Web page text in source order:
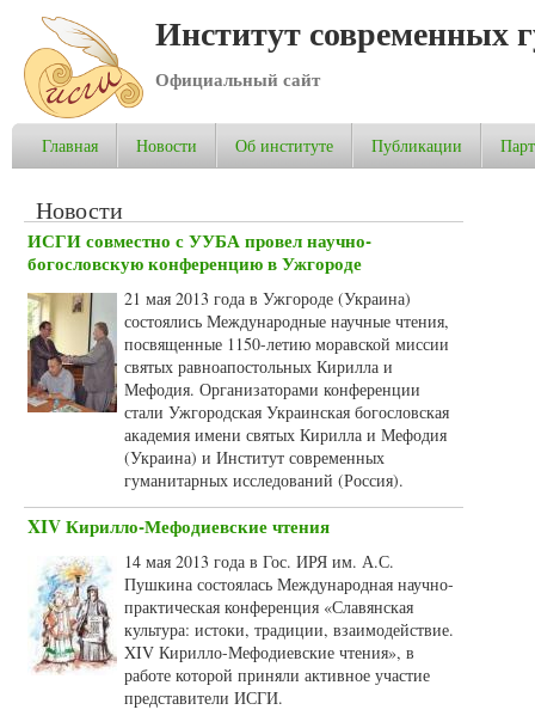
Институт современных
Официальный сайт
Главная Новости Об институте Публикации
Новости
ИСГИ совместно с УУБА провел научно-
богословскую конференцию в Ужгороде
21 мая 2013 года в Ужгороде (Украина)
состоялись Международные научные чтения,
посвященные 1150-летию моравской миссии
святых равноапостольных Кирилла и
Мефодия. Организаторами конференции
стали Ужгородская Украинская богословская
академия имени святых Кирилла и Мефодия
(Украина) и Институт современных
гуманитарных исследований (Россия).
XIV Кирилло-Мефодиевские чтения
14 мая 2013 года в Гос. ИРЯ им. А.С.
Пушкина состоялась Международная научно-
практическая конференция «Славянская
культура: истоки, традиции, взаимодействие.
XIV Кирилло-Мефодиевские чтения», в
работе которой приняли активное участие
представители ИСГИ.